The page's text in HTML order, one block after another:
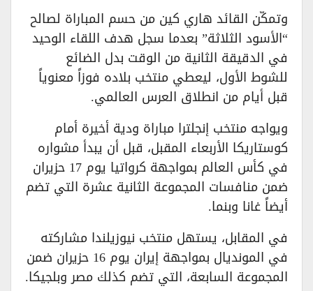
وتمكّن القائد هاري كين من حسم المباراة لصالح
“الأسود الثلاثة” بعدما سجل هدف اللقاء الوحيد
في الدقيقة الثانية من الوقت بدل الضائع
للشوط الأول، ليعطي منتخب بلاده فوزاً معنوياً
قبل أيام من انطلاق العرس العالمي.
ويواجه منتخب إنجلترا مباراة ودية أخيرة أمام
كوستاريكا الأربعاء المقبل، قبل أن يبدأ مشواره
في كأس العالم بمواجهة كرواتيا يوم 17 حزيران
ضمن منافسات المجموعة الثانية عشرة التي تضم
أيضاً غانا وبنما.
في المقابل، يستهل منتخب نيوزيلندا مشاركته
في المونديال بمواجهة إيران يوم 16 حزيران ضمن
المجموعة السابعة، التي تضم كذلك مصر وبلجيكا.